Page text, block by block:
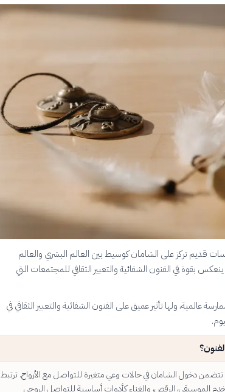
قديم تركز على الشامان كوسيط بين العالم البشري والعالم
بقوة في الفنون الشفائية والتعبير الثقافي للمجتمعات التي
عالمية، ولها تأثير عميق على الفنون الشفائية والتعبير الثقافي في
دخول الشامان في حالات وعي متغيرة للتواصل مع الأرواح. ترتبط
الموسيقى، الرقص، والغناء كأدوات أساسية للتواصل الروحي